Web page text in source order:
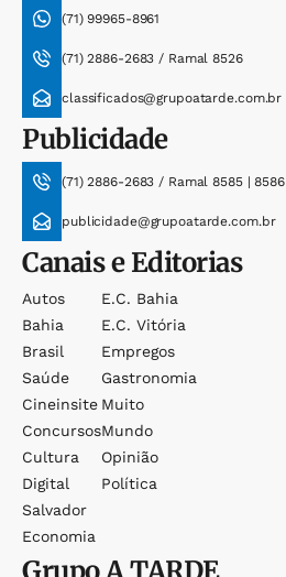
(71) 99965-8961
(71) 2886-2683 / Ramal 8526
classificados@grupoatarde.com.br
Publicidade
(71) 2886-2683 / Ramal 8585 | 8586
publicidade@grupoatarde.com.br
Canais e Editorias
Autos
Bahia
Brasil
Saúde
Cineinsite
Concursos
Cultura
Digital
Salvador
Economia
E.c. Bahia
E.c. Vitória
Empregos
Gastronomia
Muito
Mundo
Opinião
Política